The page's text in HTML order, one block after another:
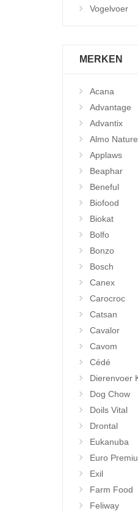
Vogelvoer
MERKEN
Acana
Advantage
Advantix
Almo Nature
Applaws
Beaphar
Beneful
Biofood
Biokat
Bolfo
Bonzo
Bosch
Canex
Carocroc
Catsan
Cavalor
Cavom
Cédé
Dierenvoer
Dog Chow
Doils Vital
Drontal
Eukanuba
Euro
Exil
Farm Food
Feliway